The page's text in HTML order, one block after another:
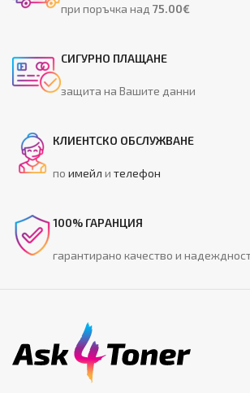
при поръчка над75.00€
СИГУРНО ПЛАЩАНЕ
защита на Вашите данни
КЛИЕНТСКО ОБСЛУЖВАНЕ
поимейл ителефон
100% ГАРАНЦИЯ
гарантирано качество и